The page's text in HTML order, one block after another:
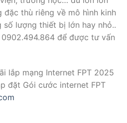
đặc thù riêng về mô hình kinh
số lượng thiết bị lớn hay nhỏ..
để được tư vấn
lắp mạng Internet FPT 2025
đặt Gói cước internet FPT